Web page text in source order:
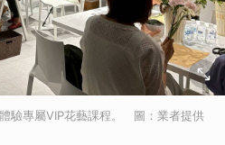
驗專屬VIP花藝課程。 圖：業者提供